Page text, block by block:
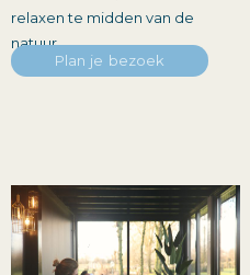
relaxen te midden van de
natuur.
Plan je bezoek